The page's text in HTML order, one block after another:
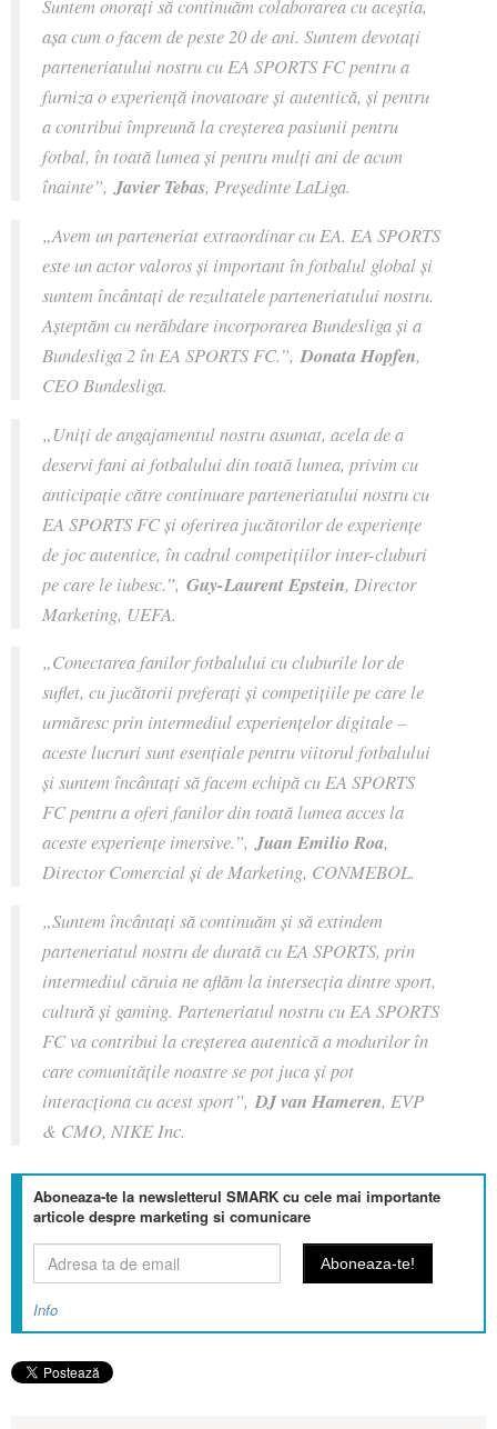
Suntem onorați să continuăm colaborarea cu aceștia,
așa cum o facem de peste 20 de ani. Suntem devotați
parteneriatului nostru cu EA SPORTS FC pentru a
furniza o experiență inovatoare și autentică, și pentru
a contribui împreună la creșterea pasiunii pentru
fotbal, în toată lumea și pentru mulți ani de acum
înainte”,Javier Tebas, Președinte LaLiga.
„Avem un parteneriat extraordinar cu EA. EA SPORTS
este un actor valoros și important în fotbalul global și
suntem încântați de rezultatele parteneriatului nostru.
Așteptăm cu nerăbdare incorporarea Bundesliga și a
Bundesliga 2 în EA SPORTS FC.”, Donata Hopfen,
CEO Bundesliga.
„Uniți de angajamentul nostru asumat, acela de a
deservi fani ai fotbalului din toată lumea, privim cu
anticipație către continuare parteneriatului nostru cu
EA SPORTS FC și oferirea jucătorilor de experiențe
de joc autentice, în cadrul competițiilor inter-cluburi
pe care le iubesc.”, Guy-Laurent Epstein, Director
Marketing, UEFA.
„Conectarea fanilor fotbalului cu cluburile lor de
suflet, cu jucătorii preferați și competițiile pe care le
urmăresc prin intermediul experiențelor digitale –
aceste lucruri sunt esențiale pentru viitorul fotbalului
și suntem încântați să facem echipă cu EA SPORTS
FC pentru a oferi fanilor din toată lumea acces la
aceste experiențe imersive.”, Juan Emilio Roa,
Director Comercial și de Marketing, CONMEBOL.
„Suntem încântați să continuăm și să extindem
parteneriatul nostru de durată cu EA SPORTS, prin
intermediul căruia ne aflăm la intersecția dintre sport,
cultură și gaming. Parteneriatul nostru cu EA SPORTS
FC va contribui la creșterea autentică a modurilor în
care comunitățile noastre se pot juca și pot
interacționa cu acest sport”, DJ van Hameren, EVP
& CMO, NIKE Inc.
Aboneaza-te la newsletterul SMARK cu cele mai importante
articole despre marketing si comunicare
Info